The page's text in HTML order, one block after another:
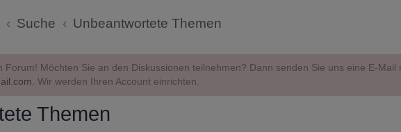
Suche Unbeantwortete Themen
Forum! Möchten Sie an den Diskussionen teilnehmen? Dann senden Sie uns eine E-
. Wir werden Ihren Account einrichten.
Themen